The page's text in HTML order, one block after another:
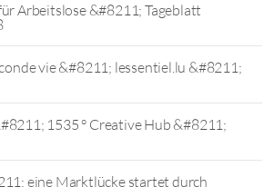
Arbeitslose &#8211; Tageblatt
vie &#8211; lessentiel.lu &#8211;
1535 ° Creative Hub &#8211;
eine Marktlücke startet durch